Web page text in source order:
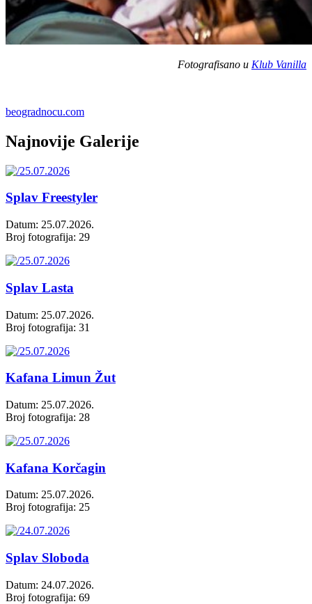
Fotografisano u Klub Vanilla
beogradnocu.com
Najnovije Galerije
Splav Freestyler
Datum: 25.07.2026.
Broj fotografija: 29
Splav Lasta
Datum: 25.07.2026.
Broj fotografija: 31
Kafana Limun Žut
Datum: 25.07.2026.
Broj fotografija: 28
Kafana Korčagin
Datum: 25.07.2026.
Broj fotografija: 25
Splav Sloboda
Datum: 24.07.2026.
Broj fotografija: 69